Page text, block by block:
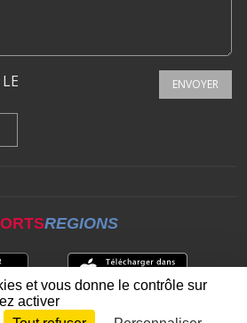
ENVOYER
REGIONS
et vous donne le contrôle sur
activer